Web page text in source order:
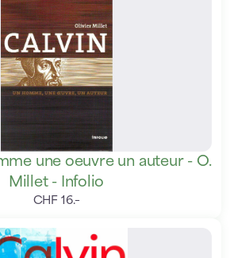
une oeuvre un auteur - O.
Millet - Infolio
CHF 16.–